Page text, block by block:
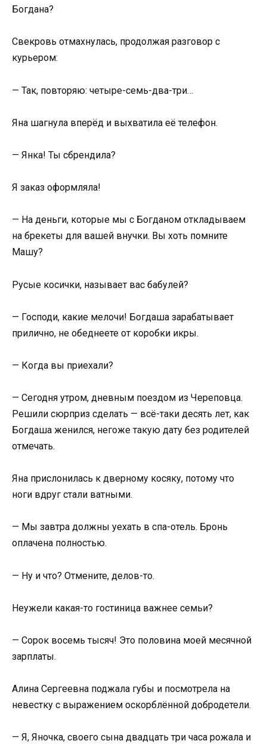
Богдана?
Свекровь отмахнулась, продолжая разговор с
курьером:
— Так, повторяю: четыре-семь-два-три…
Яна шагнула вперёд и выхватила её телефон.
— Янка! Ты сбрендила?
Я заказ оформляла!
— На деньги, которые мы с Богданом откладываем
на брекеты для вашей внучки. Вы хоть помните
Машу?
Русые косички, называет вас бабулей?
— Господи, какие мелочи! Богдаша зарабатывает
прилично, не обеднеете от коробки икры.
— Когда вы приехали?
— Сегодня утром, дневным поездом из Череповца.
Решили сюрприз сделать — всё-таки десять лет, как
Богдаша женился, негоже такую дату без родителей
отмечать.
Яна прислонилась к дверному косяку, потому что
ноги вдруг стали ватными.
— Мы завтра должны уехать в спа-отель. Бронь
оплачена полностью.
— Ну и что? Отмените, делов-то.
Неужели какая-то гостиница важнее семьи?
— Сорок восемь тысяч! Это половина моей месячной
зарплаты.
Алина Сергеевна поджала губы и посмотрела на
невестку с выражением оскорблённой добродетели.
— Я, Яночка, своего сына двадцать три часа рожала и